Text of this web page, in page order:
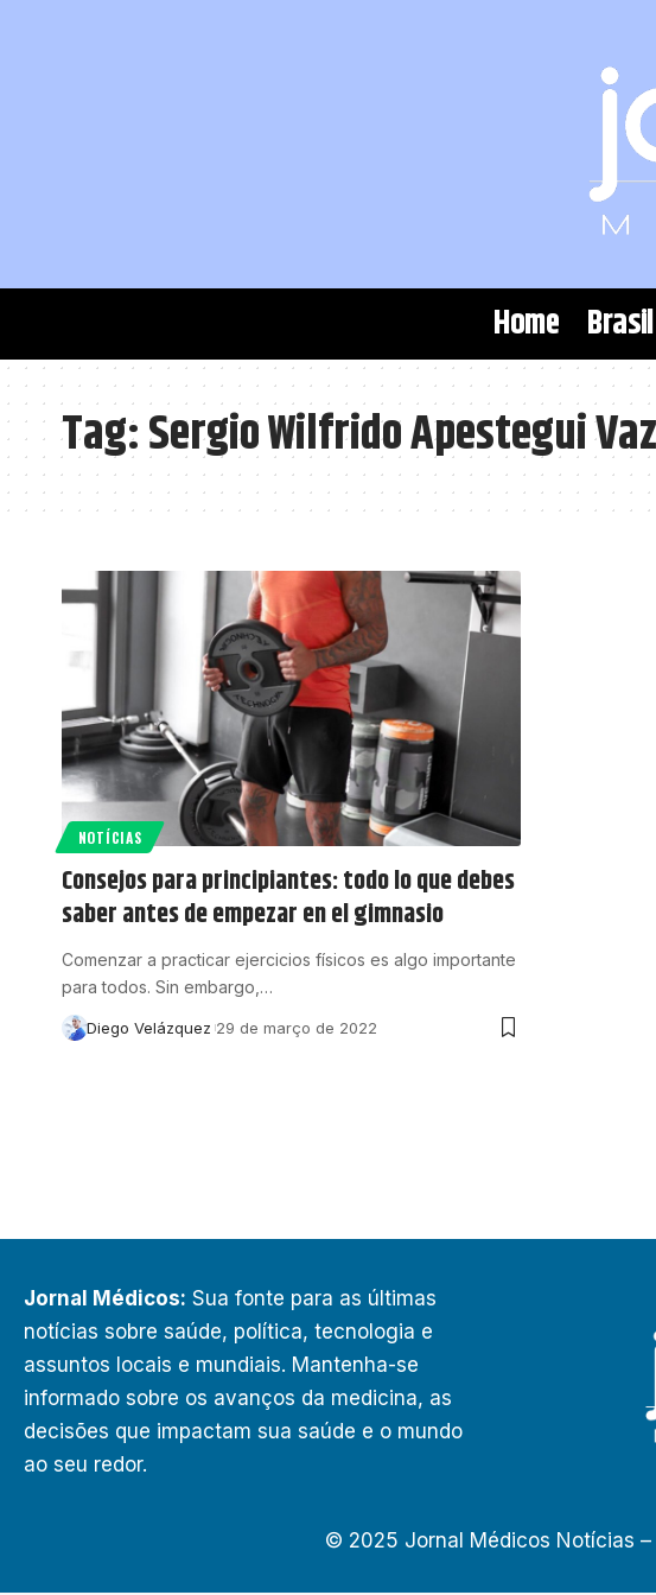
Home Brasil
Tag:Sergio Wilfrido Apestegui
NOTÍCIAS
Consejos para principiantes: todo lo que debes
saber antes de empezar en el gimnasio
Comenzar a practicar ejercicios físicos es algo importante
para todos. Sin embargo,…
Diego Velázquez 29 de março de 2022
Jornal Médicos: Sua fonte para as últimas
notícias sobre saúde, política, tecnologia e
assuntos locais e mundiais. Mantenha-se
informado sobre os avanços da medicina, as
decisões que impactam sua saúde e o mundo
ao seu redor.
© 2025 Jornal Médicos Notícias –